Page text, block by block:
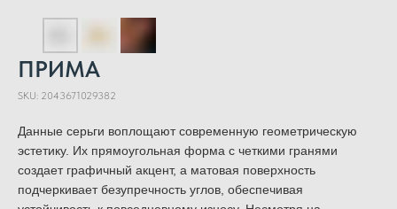
ПРИМА
SKU: 2043671029382
Данные серьги воплощают современную геометрическую
эстетику. Их прямоугольная форма с четкими гранями
создает графичный акцент, а матовая поверхность
подчеркивает безупречность углов, обеспечивая